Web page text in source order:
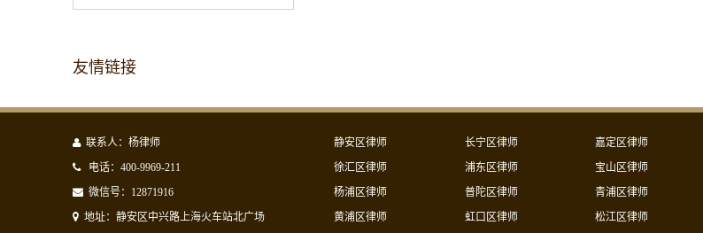
友情链接
联系人：杨律师
电话：400-9969-211
微信号：12871916
地址：静安区中兴路上海火车站北广场
静安区律师
徐汇区律师
杨浦区律师
黄浦区律师
长宁区律师
浦东区律师
普陀区律师
虹口区律师
嘉定区律师
宝山区律师
青浦区律师
松江区律师